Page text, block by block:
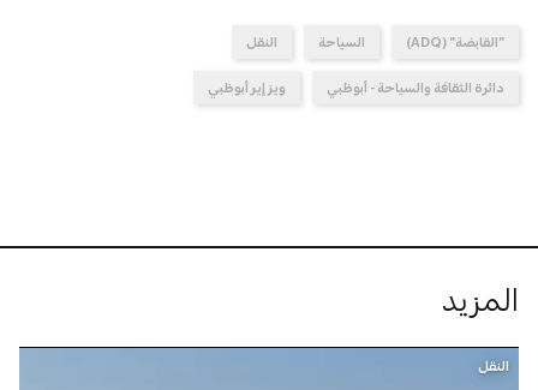
"القابضة" (ADQ) السياحة النقل
دائرة الثقافة والسياحة - أبوظبي ويز إير أبوظبي
المزيد
النقل